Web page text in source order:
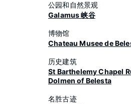
公园和自然景观
Galamus 峡谷
博物馆
Chateau Musee de
历史建筑
St Barthelemy Chapel
Dolmen of Belesta
名胜古迹